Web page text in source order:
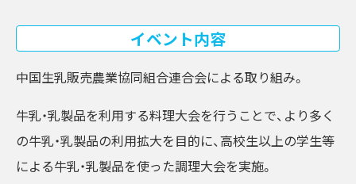
イベント内容
中国生乳販売農業協同組合連合会による取り組み。
牛乳・乳製品を利用する料理大会を行うことで、より多く
の牛乳・乳製品の利用拡大を目的に、高校生以上の学生等
による牛乳・乳製品を使った調理大会を実施。